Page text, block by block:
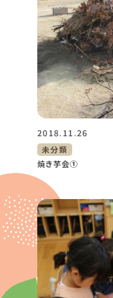
2018.11.26
未分類
焼き芋会①